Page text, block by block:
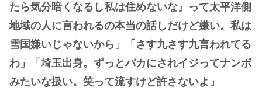
たら気分暗くなるし私は住めないな』って太平洋側
地域の人に言われるの本当の話しだけど嫌い。私は
雪国嫌いじゃないから」「さす九さす九言われてる
わ」「埼玉出身。ずっとバカにされイジってナンボ
みたいな扱い。笑って流すけど許さないよ」